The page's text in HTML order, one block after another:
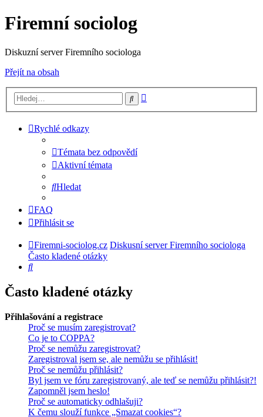
Firemní sociolog
Diskuzní server Firemního sociologa
Přejít na obsah
Hledat
Rychlé odkazy
Témata bez odpovědí
Aktivní témata
Hledat
FAQ
Přihlásit se
Firemni-sociolog.cz Diskusní server Firemního sociologa
Často kladené otázky
Hledat
Často kladené otázky
Přihlašování a registrace
Proč se musím zaregistrovat?
Co je to COPPA?
Proč se nemůžu zaregistrovat?
Zaregistroval jsem se, ale nemůžu se přihlásit!
Proč se nemůžu přihlásit?
Byl jsem ve fóru zaregistrovaný, ale teď se nemůžu přihlásit?!
Zapomněl jsem heslo!
Proč se automaticky odhlašuji?
K čemu slouží funkce „Smazat cookies“?